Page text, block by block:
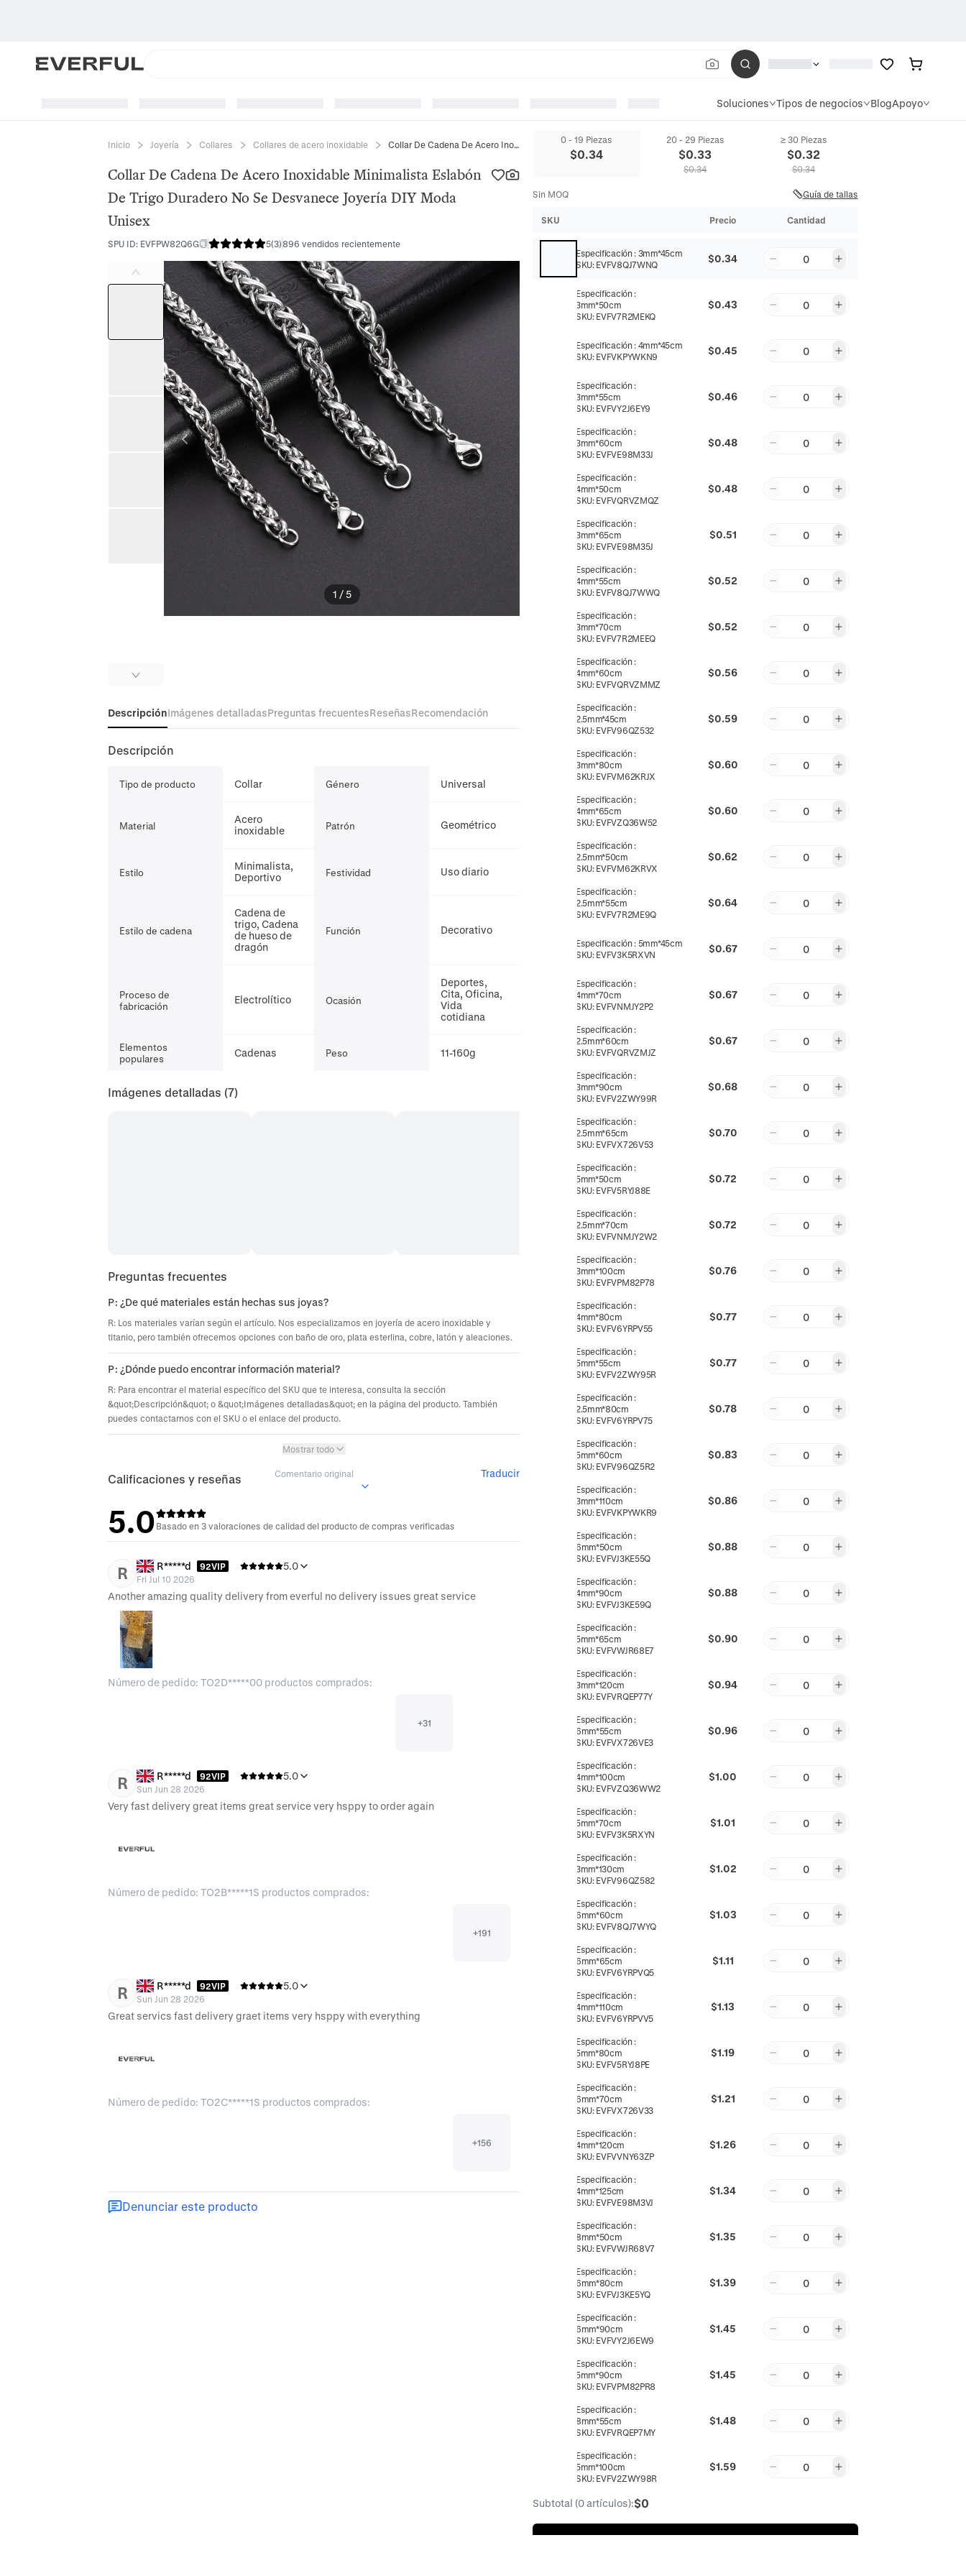
Soluciones Tipos de negocios BlogApoyo
Inicio Joyería Collares Collares de acero inoxidable Collar De Cadena De Acero Inoxidable Minimalista Eslabón De Trigo Duradero No Se Desvanece Joyería DIY Moda Unisex
Collar De Cadena De Acero Inoxidable Minimalista Eslabón
De Trigo Duradero No Se Desvanece Joyería DIY Moda
Unisex
SPU ID: EVFPW82Q6G 5(3) 896 vendidos recientemente
1 / 5
DescripciónImágenes detalladasPreguntas frecuentesReseñasRecomendación
Descripción
Tipo de producto Collar Género Universal
Material
Acero
inoxidable
Patrón Geométrico
Estilo
Minimalista,
Deportivo
Festividad Uso diario
Estilo de cadena
Cadena de
trigo, Cadena
de hueso de
dragón
Función Decorativo
Proceso de
fabricación
Electrolítico Ocasión
Deportes,
Cita, Oficina,
Vida
cotidiana
Elementos
populares
Cadenas Peso 11-160g
Imágenes detalladas (7)
Preguntas frecuentes
P: ¿De qué materiales están hechas sus joyas?
R: Los materiales varían según el artículo. Nos especializamos en joyería de acero inoxidable y
titanio, pero también ofrecemos opciones con baño de oro, plata esterlina, cobre, latón y aleaciones.
P: ¿Dónde puedo encontrar información material?
R: Para encontrar el material específico del SKU que te interesa, consulta la sección
&quot;Descripción&quot; o &quot;Imágenes detalladas&quot; en la página del producto. También
puedes contactarnos con el SKU o el enlace del producto.
Mostrar todo
Calificaciones y reseñas Comentario original Traducir
5.0Basado en 3 valoraciones de calidad del producto de compras verificadas
R R*****d 92VIP 5.0
Fri Jul 10 2026
Número de pedido: TO2D*****00 productos comprados:
+31
R R*****d 92VIP 5.0
Sun Jun 28 2026
Número de pedido: TO2B*****1S productos comprados:
+191
R R*****d 92VIP 5.0
Sun Jun 28 2026
Número de pedido: TO2C*****1S productos comprados:
+156
Denunciar este producto
0 - 19 Piezas
$0.34
20 - 29 Piezas
$0.33
$0.34
≥ 30 Piezas
$0.32
$0.34
Sin MOQ Guía de tallas
SKU Precio Cantidad
Especificación: 3mm*45cm
SKU: EVFV8QJ7WNQ $0.34 0
Especificación:
3mm*50cm
SKU: EVFV7R2MEKQ
$0.43 0
Especificación: 4mm*45cm
SKU: EVFVKPYWKN9 $0.45 0
Especificación:
3mm*55cm
SKU: EVFVY2J6EY9
$0.46 0
Especificación:
3mm*60cm
SKU: EVFVE98M33J
$0.48 0
Especificación:
4mm*50cm
SKU: EVFVQRVZMQZ
$0.48 0
Especificación:
3mm*65cm
SKU: EVFVE98M35J
$0.51 0
Especificación:
4mm*55cm
SKU: EVFV8QJ7WWQ
$0.52 0
Especificación:
3mm*70cm
SKU: EVFV7R2MEEQ
$0.52 0
Especificación:
4mm*60cm
SKU: EVFVQRVZMMZ
$0.56 0
Especificación:
2.5mm*45cm
SKU: EVFV96QZ532
$0.59 0
Especificación:
3mm*80cm
SKU: EVFVM62KRJX
$0.60 0
Especificación:
4mm*65cm
SKU: EVFVZQ36W52
$0.60 0
Especificación:
2.5mm*50cm
SKU: EVFVM62KRVX
$0.62 0
Especificación:
2.5mm*55cm
SKU: EVFV7R2ME9Q
$0.64 0
Especificación: 5mm*45cm
SKU: EVFV3K5RXVN $0.67 0
Especificación:
4mm*70cm
SKU: EVFVNMJY2P2
$0.67 0
Especificación:
2.5mm*60cm
SKU: EVFVQRVZMJZ
$0.67 0
Especificación:
3mm*90cm
SKU: EVFV2ZWY99R
$0.68 0
Especificación:
2.5mm*65cm
SKU: EVFVX726V53
$0.70 0
Especificación:
5mm*50cm
SKU: EVFV5RYJ88E
$0.72 0
Especificación:
2.5mm*70cm
SKU: EVFVNMJY2W2
$0.72 0
Especificación:
3mm*100cm
SKU: EVFVPM82P78
$0.76 0
Especificación:
4mm*80cm
SKU: EVFV6YRPV55
$0.77 0
Especificación:
5mm*55cm
SKU: EVFV2ZWY95R
$0.77 0
Especificación:
2.5mm*80cm
SKU: EVFV6YRPV75
$0.78 0
Especificación:
5mm*60cm
SKU: EVFV96QZ5R2
$0.83 0
Especificación:
3mm*110cm
SKU: EVFVKPYWKR9
$0.86 0
Especificación:
6mm*50cm
SKU: EVFVJ3KE55Q
$0.88 0
Especificación:
4mm*90cm
SKU: EVFVJ3KE59Q
$0.88 0
Especificación:
5mm*65cm
SKU: EVFVWJR68E7
$0.90 0
Especificación:
3mm*120cm
SKU: EVFVRQEP77Y
$0.94 0
Especificación:
6mm*55cm
SKU: EVFVX726VE3
$0.96 0
Especificación:
4mm*100cm
SKU: EVFVZQ36WW2
$1.00 0
Especificación:
5mm*70cm
SKU: EVFV3K5RXYN
$1.01 0
Especificación:
3mm*130cm
SKU: EVFV96QZ582
$1.02 0
Especificación:
6mm*60cm
SKU: EVFV8QJ7WYQ
$1.03 0
Especificación:
6mm*65cm
SKU: EVFV6YRPVQ5
$1.11 0
Especificación:
4mm*110cm
SKU: EVFV6YRPVV5
$1.13 0
Especificación:
5mm*80cm
SKU: EVFV5RYJ8PE
$1.19 0
Especificación:
6mm*70cm
SKU: EVFVX726V33
$1.21 0
Especificación:
4mm*120cm
SKU: EVFVVNY63ZP
$1.26 0
Especificación:
4mm*125cm
SKU: EVFVE98M3VJ
$1.34 0
Especificación:
8mm*50cm
SKU: EVFVWJR68V7
$1.35 0
Especificación:
6mm*80cm
SKU: EVFVJ3KE5YQ
$1.39 0
Especificación:
6mm*90cm
SKU: EVFVY2J6EW9
$1.45 0
Especificación:
5mm*90cm
SKU: EVFVPM82PR8
$1.45 0
Especificación:
8mm*55cm
SKU: EVFVRQEP7MY
$1.48 0
Especificación:
5mm*100cm
SKU: EVFV2ZWY98R
$1.59 0
Especificación:
SKU:EVFVY2J6EE9
Subtotal (0 artículos):$0